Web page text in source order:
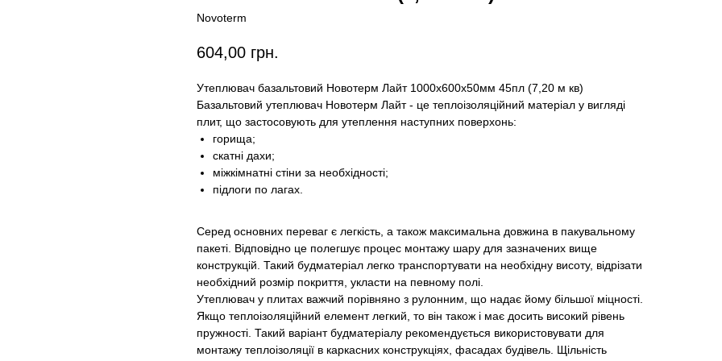
Novoterm
604,00 грн.
Утеплювач базальтовий Новотерм Лайт 1000х600х50мм 45пл (7,20 м кв)
Базальтовий утеплювач Новотерм Лайт - це теплоізоляційний матеріал у вигляді
плит, що застосовують для утеплення наступних поверхонь:
горища;
скатні дахи;
міжкімнатні стіни за необхідності;
підлоги по лагах.
Серед основних переваг є легкість, а також максимальна довжина в пакувальному
пакеті. Відповідно це полегшує процес монтажу шару для зазначених вище
конструкцій. Такий будматеріал легко транспортувати на необхідну висоту, відрізати
необхідний розмір покриття, укласти на певному полі.
Утеплювач у плитах важчий порівняно з рулонним, що надає йому більшої міцності.
Якщо теплоізоляційний елемент легкий, то він також і має досить високий рівень
пружності. Такий варіант будматеріалу рекомендується використовувати для
монтажу теплоізоляції в каркасних конструкціях, фасадах будівель. Щільність